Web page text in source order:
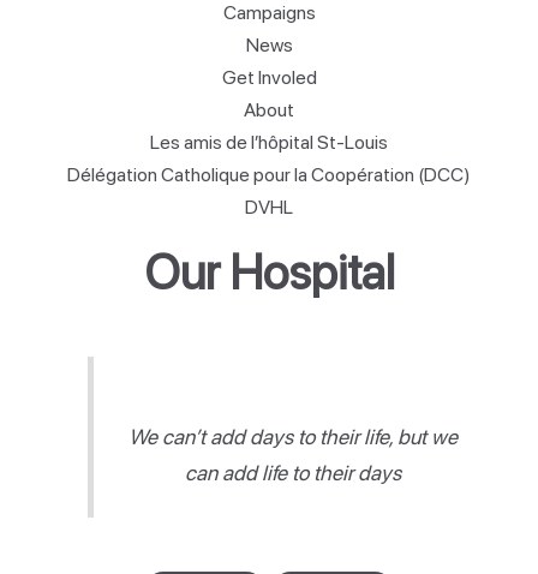
Campaigns
News
Get Involed
About
Les amis de l’hôpital St-Louis
Délégation Catholique pour la Coopération (DCC)
DVHL
Our Hospital
We can’t add days to their life, but we
can add life to their days